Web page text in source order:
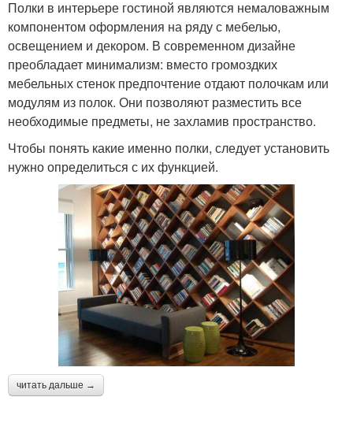
Полки в интерьере гостиной являются немаловажным
компонентом оформления на ряду с мебелью,
освещением и декором. В современном дизайне
преобладает минимализм: вместо громоздких
мебельных стенок предпочтение отдают полочкам или
модулям из полок. Они позволяют разместить все
необходимые предметы, не захламив пространство.
Чтобы понять какие именно полки, следует установить
нужно определиться с их функцией.
читать дальше →